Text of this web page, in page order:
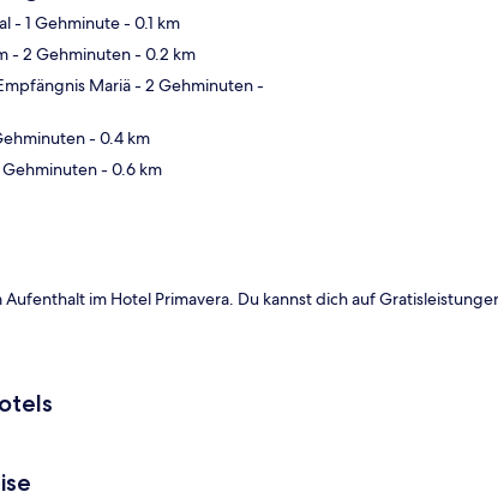
- 1 Gehminute- 0.1 km
- 2 Gehminuten- 0.2 km
Mariä- 2 Gehminuten-
- 0.4 km
- 0.6 km
im Hotel Primavera. Du kannst dich auf